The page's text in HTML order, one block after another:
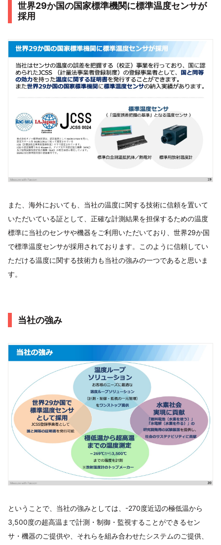
世界29か国の国家標準機関に標準温度センサが
採用
また、海外においても、当社の温度に関する技術に信頼を置いて
いただいている証として、正確な計測結果を担保するための温度
標準に​当社のセンサや機器をご利用いただいており、​世界29か国
で標準温度センサが採用されております。​このように信頼してい
ただける温度に関する技術力も​当社の強みの一つであると思いま
す。​ ​
当社の強み
ということで、当社の強みとしては、​-270度近辺の極低温から
3,500度の超高温まで計測・制御・監視することができるセン
サ・機器のご提供や、​それらを組み合わせたシステムのご提供、